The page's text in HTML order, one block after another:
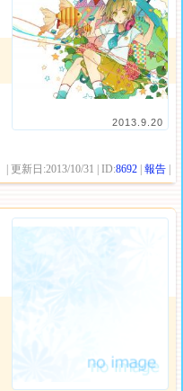
2013.9.20
| 更新日:2013/10/31 | ID:8692 |報告